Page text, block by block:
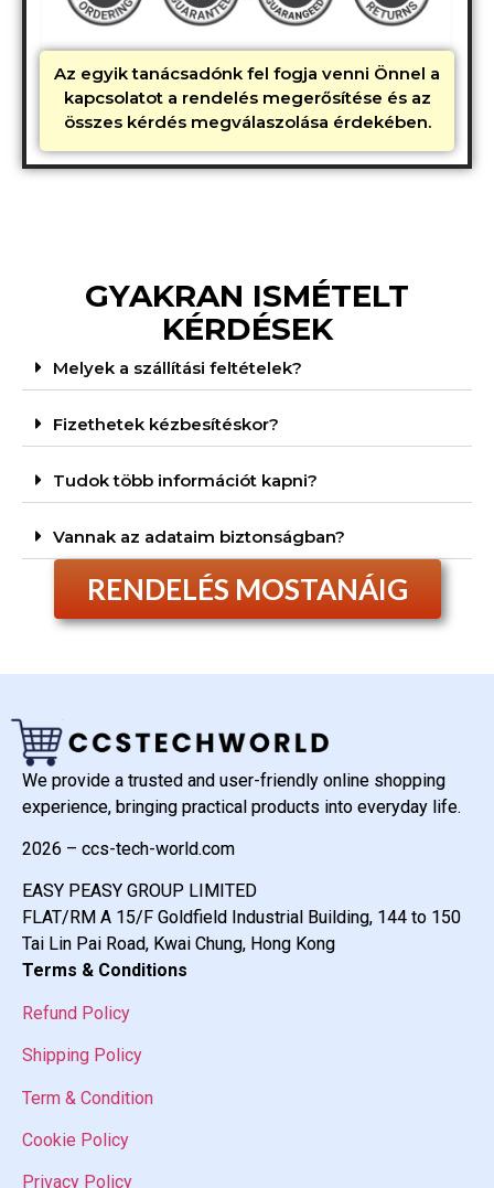
Az egyik tanácsadónk fel fogja venni Önnel a
kapcsolatot a rendelés megerősítése és az
összes kérdés megválaszolása érdekében.
GYAKRAN ISMÉTELT
KÉRDÉSEK
Melyek a szállítási feltételek?
Fizethetek kézbesítéskor?
Tudok több információt kapni?
Vannak az adataim biztonságban?
RENDELÉS MOSTANÁIG
We provide a trusted and user-friendly online shopping
experience, bringing practical products into everyday life.
2026 – ccs-tech-world.com
EASY PEASY GROUP LIMITED
FLAT/RM A 15/F Goldfield Industrial Building, 144 to 150
Tai Lin Pai Road, Kwai Chung, Hong Kong
Terms & Conditions
Refund Policy
Shipping Policy
Term & Condition
Cookie Policy
Privacy Policy